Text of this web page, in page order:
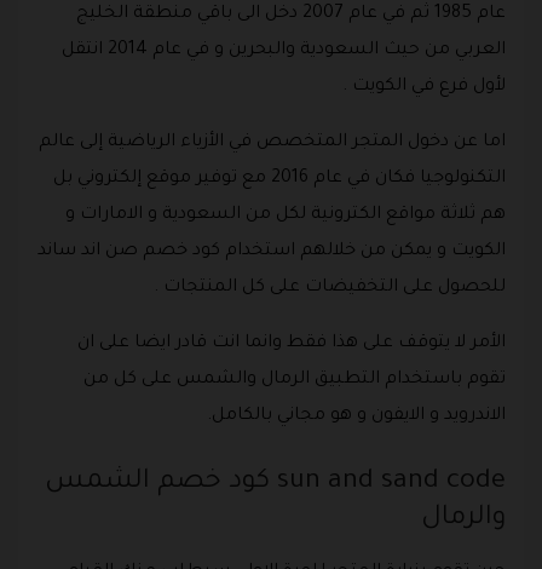
عام 1985 ثم في عام 2007 دخل الى باقي منطقة الخليج
العربي من حيث السعودية والبحرين و في عام 2014 انتقل
لأول فرع في الكويت .
اما عن دخول المتجر المتخصص في الأزياء الرياضية إلى عالم
التكنولوجيا فكان في عام 2016 مع توفير موقع إلكتروني بل
هم ثلاثة مواقع الكترونية لكل من السعودية و الامارات و
الكويت و يمكن من خلالهم استخدام كود خصم صن اند ساند
للحصول على التخفيضات على كل المنتجات .
الأمر لا يتوقف على هذا فقط وانما انت قادر ايضا على ان
تقوم باستخدام التطبيق الرمال والشمس على كل من
الاندرويد و الايفون و هو مجاني بالكامل.
sun and sand code كود خصم الشمس
والرمال